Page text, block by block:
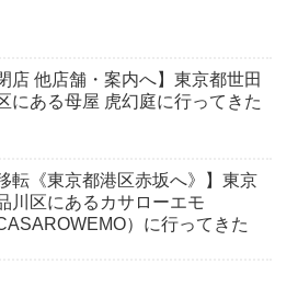
閉店 他店舗・案内へ】東京都世田
にある母屋 虎幻庭に行ってきた
移転《東京都港区赤坂へ》】東京
川区にあるカサローエモ
CASAROWEMO）に行ってきた